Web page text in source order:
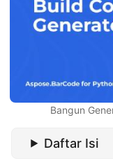
Bangun
Daftar Isi